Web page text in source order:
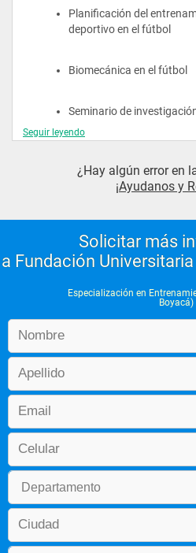
Planificación del
deportivo en el fútbol
Biomecánica en el fútbol
Seminario de
Segundo Semestre
Preparación de porteros
Búsqueda de talentos y
futbolistas
fútbol
Seminario de
Electiva
Seguir leyendo
¿Hay algún error en
¡Ayudanos y
Solicitar más
a Fundación
Especialización en
Boyacá)